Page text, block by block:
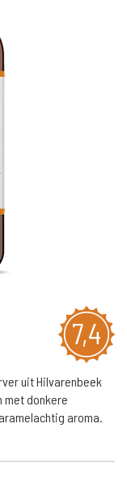
7,4
uit Hilvarenbeek
met donkere
aroma.